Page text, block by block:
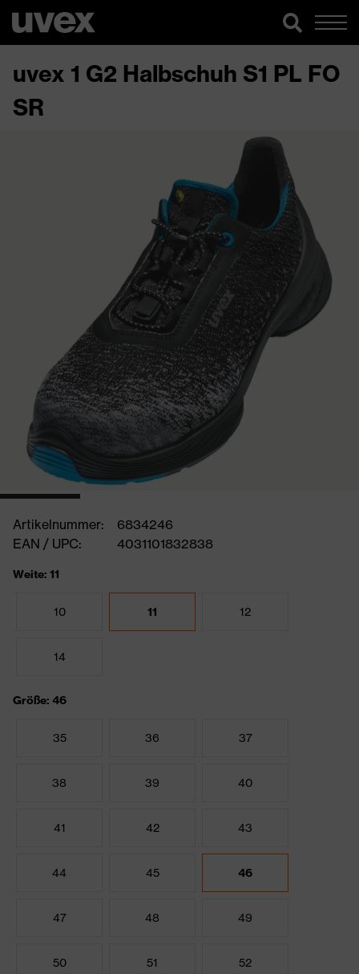
uvex 1 G2 Halbschuh S1 PL FO
SR
Artikelnummer:
6834246
EAN / UPC:
4031101832838
Weite: 11
10 11 12
14
Größe: 46
35 36 37
38 39 40
41 42 43
44 45 46
47 48 49
50 51 52